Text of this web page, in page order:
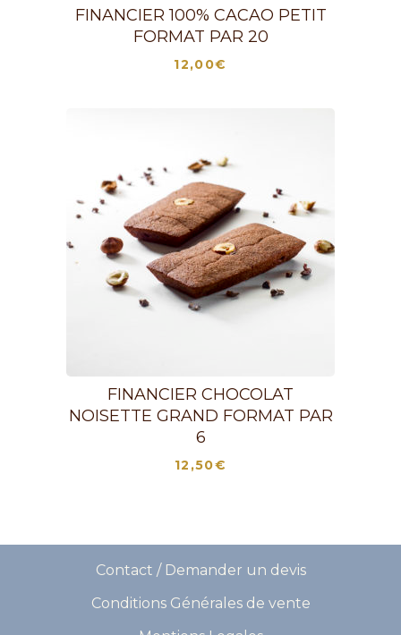
FINANCIER 100% CACAO PETIT
FORMAT PAR 20
12,00€
FINANCIER CHOCOLAT
NOISETTE GRAND FORMAT PAR
6
12,50€
Contact / Demander un devis
Conditions Générales de vente